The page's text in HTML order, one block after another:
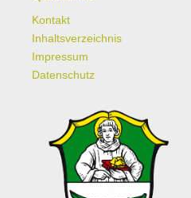
Kontakt
Inhaltsverzeichnis
Impressum
Datenschutz